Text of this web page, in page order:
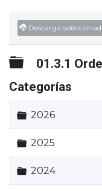
Descarga
Carpeta
01.3.1
Categorías
Carpeta
2026
Carpeta
2025
Carpeta
2024